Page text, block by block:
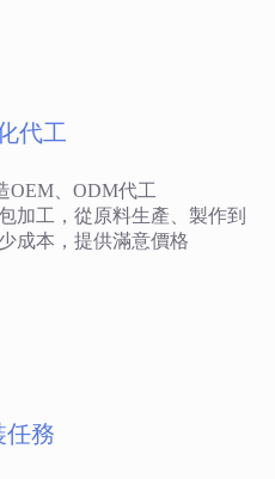
代工
OEM、ODM代工
加工，從原料生產、製作到
成本，提供滿意價格
任務